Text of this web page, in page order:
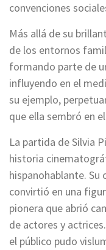
convenciones
Más allá de su
de los entornos
formando parte de
influyendo en el
su ejemplo,
que ella sembró en
La partida de Silvia
historia
hispanohablante.
convirtió en una
pionera que abrió
de actores y
el público pudo